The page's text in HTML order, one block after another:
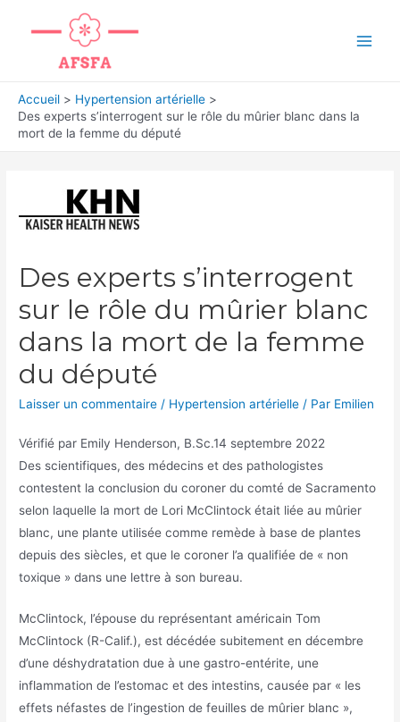
Accueil
Hypertension artérielle
Des experts s’interrogent sur le rôle du mûrier blanc dans la
mort de la femme du député
Des experts s’interrogent
sur le rôle du mûrier blanc
dans la mort de la femme
du député
Laisser un commentaire / Hypertension artérielle / Par Emilien
Vérifié par Emily Henderson, B.Sc.14 septembre 2022
Des scientifiques, des médecins et des pathologistes
contestent la conclusion du coroner du comté de Sacramento
selon laquelle la mort de Lori McClintock était liée au mûrier
blanc, une plante utilisée comme remède à base de plantes
depuis des siècles, et que le coroner l’a qualifiée de « non
toxique » dans une lettre à son bureau.
McClintock, l’épouse du représentant américain Tom
McClintock (R-Calif.), est décédée subitement en décembre
d’une déshydratation due à une gastro-entérite, une
inflammation de l’estomac et des intestins, causée par « les
effets néfastes de l’ingestion de feuilles de mûrier blanc »,